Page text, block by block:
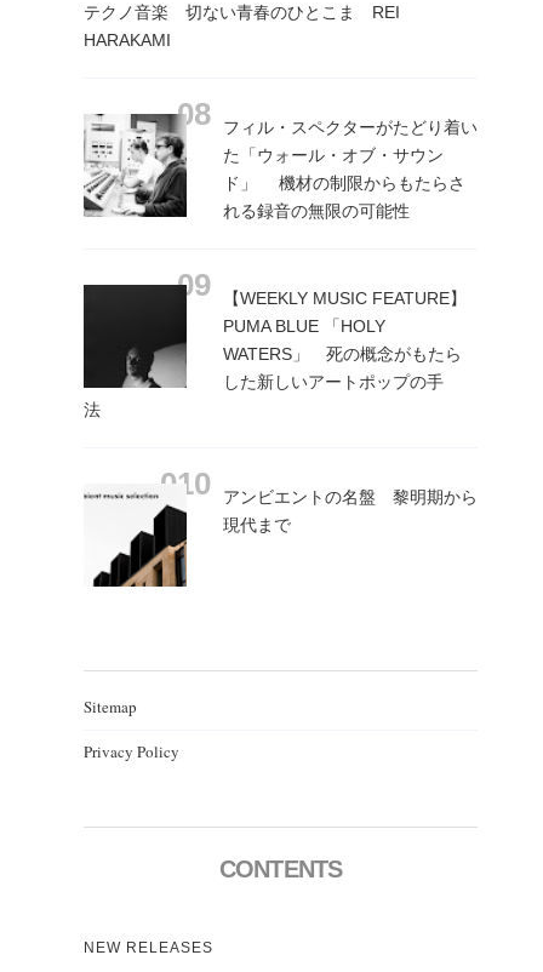
テクノ音楽 切ない青春のひとこま REI
HARAKAMI
フィル・スペクターがたどり着い
た「ウォール・オブ・サウン
ド」 機材の制限からもたらさ
れる録音の無限の可能性
【WEEKLY MUSIC FEATURE】
PUMA BLUE 「HOLY
WATERS」 死の概念がもたら
した新しいアートポップの手
法
アンビエントの名盤 黎明期から
現代まで
Sitemap
Privacy Policy
CONTENTS
NEW RELEASES